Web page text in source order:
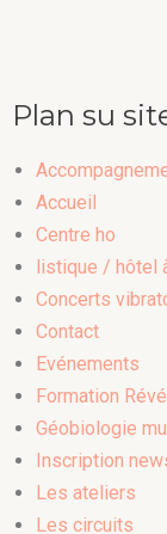
Plan su
Accueil
Centre ho
listique / hôtel
Concerts
Contact
Evénements
Formation
Géobiologie
Inscription
Les ateliers
Les circuits